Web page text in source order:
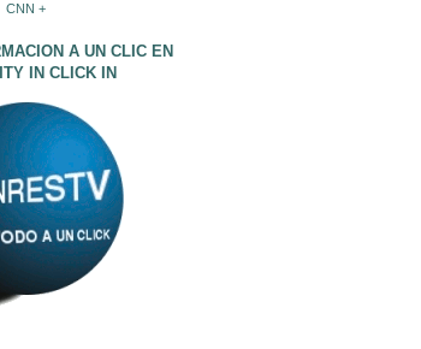
CNN +
A UN CLIC EN
IN CLICK IN